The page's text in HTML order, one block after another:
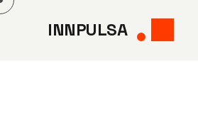
Saltar
INNPULSA